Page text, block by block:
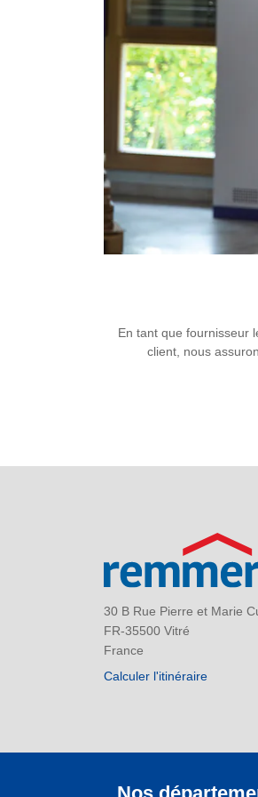
En tant que fournisseur
client, nous
30 B Rue Pierre et Marie
FR-35500 Vitré
France
Calculer l'itinéraire